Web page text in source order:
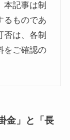
本記事は制
るものであ
否は、各制
をご確認の
金」と「長